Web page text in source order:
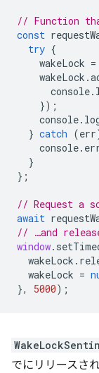
// Function
const
try {
wakeLock =
wakeLock .
console.
});
console.
} catch (err
console.
}
};
// Request a
await
// …and
window.
wakeLock .
wakeLock =
},
5000);
でにリリースさ